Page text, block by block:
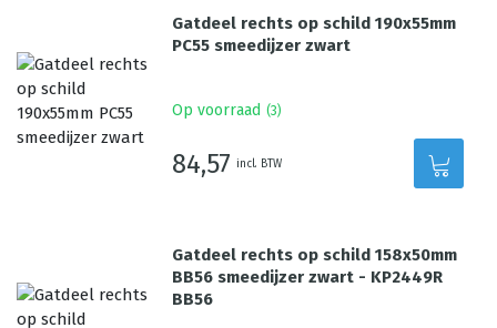
Gatdeel rechts op schild 190x55mm
PC55 smeedijzer zwart
Op voorraad (3)
84,57 incl. BTW
Gatdeel rechts op schild 158x50mm
BB56 smeedijzer zwart - KP2449R
BB56